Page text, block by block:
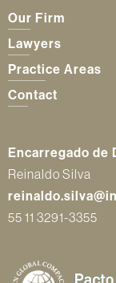
Our Firm
Lawyers
Practice Areas
Contact
Encarregado de
Reinaldo Silva
55 11 3291-3355